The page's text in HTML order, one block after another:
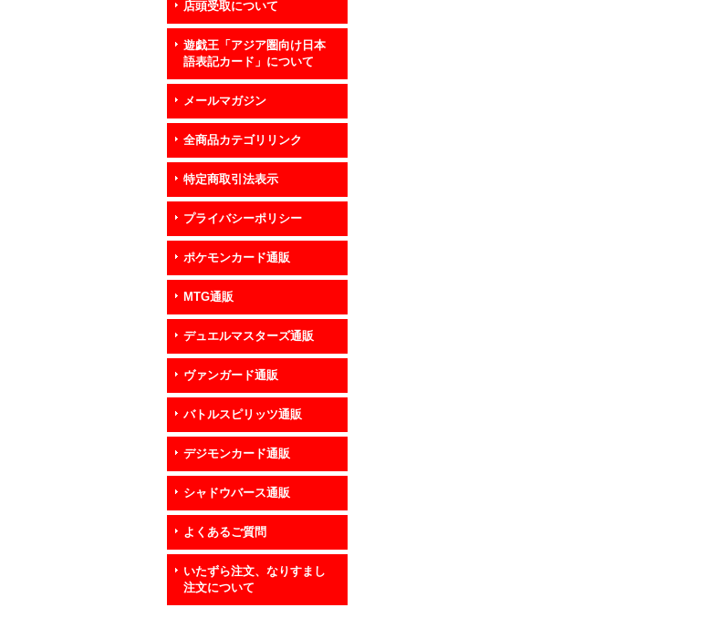
店頭受取について
遊戯王「アジア圏向け日本
語表記カード」について
メールマガジン
全商品カテゴリリンク
特定商取引法表示
プライバシーポリシー
ポケモンカード通販
MTG通販
デュエルマスターズ通販
ヴァンガード通販
バトルスピリッツ通販
デジモンカード通販
シャドウバース通販
よくあるご質問
いたずら注文、なりすまし
注文について